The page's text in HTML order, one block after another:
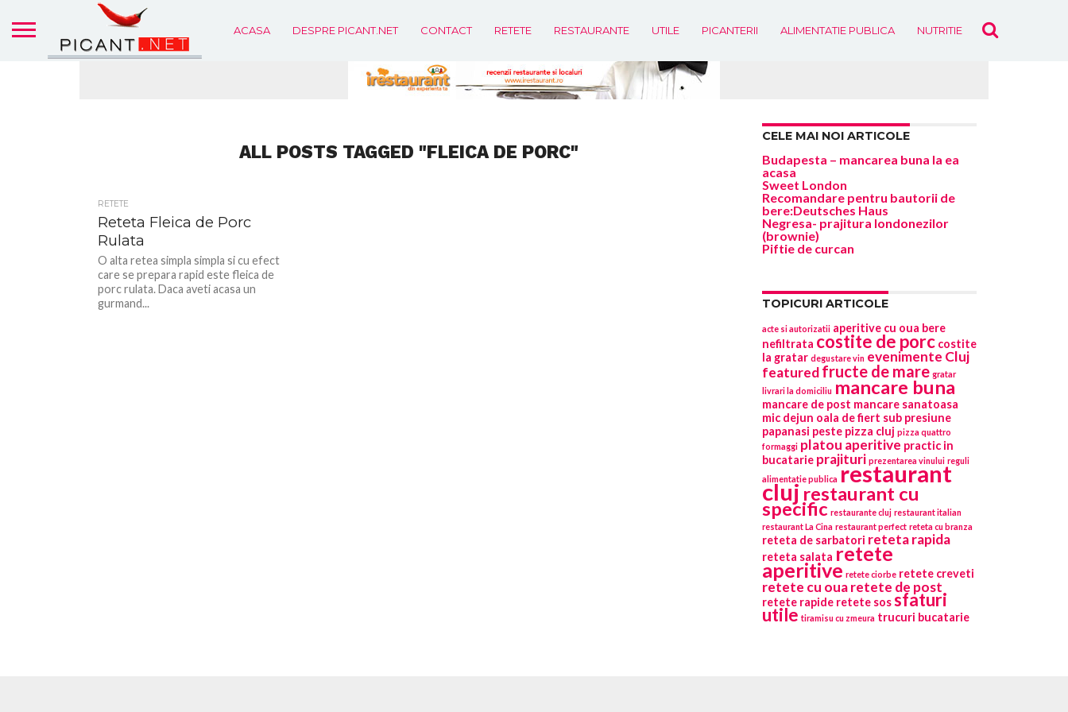
ACASA DESPRE PICANT.NET CONTACT RETETE RESTAURANTE UTILE PICANTERII ALIMENTATIE PUBLICA NUTRITIE EVENIMENTE
ALL POSTS TAGGED "FLEICA DE PORC"
RETETE
Reteta Fleica de Porc
Rulata
O alta retea simpla simpla si cu efect
care se prepara rapid este fleica de
porc rulata. Daca aveti acasa un
gurmand...
CELE MAI NOI ARTICOLE
Budapesta – mancarea buna la ea
acasa
Sweet London
Recomandare pentru bautorii de
bere:Deutsches Haus
Negresa- prajitura londonezilor
(brownie)
Piftie de curcan
TOPICURI ARTICOLE
acte si autorizatii aperitive cu oua bere
nefiltrata costite de porc costite
la gratar degustare vin evenimente Cluj
featuredfructe de mare gratar
livrari la domiciliu mancare buna
mancare de post mancare sanatoasa
mic dejun oala de fiert sub presiune
papanasi peste pizza cluj pizza quattro
formaggi platou aperitive practic in
bucatarie prajituri prezentarea vinului reguli
alimentatie publica restaurant
clujrestaurant cu
specific restaurante cluj restaurant italian
restaurant La Cina restaurant perfect reteta cu branza
reteta de sarbatori reteta rapida
reteta salata retete
aperitive retete ciorbe retete creveti
retete cu ouaretete de post
retete rapide retete sossfaturi
utile tiramisu cu zmeura trucuri bucatarie